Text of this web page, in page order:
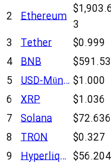
2 Ethereum
3
3 Tether $0.999
4 BNB
5 USD-Münze $1.000
6 XRP $1.036
7 Solana $72.636
8 TRON $0.327
9 Hyperliquid $56.204